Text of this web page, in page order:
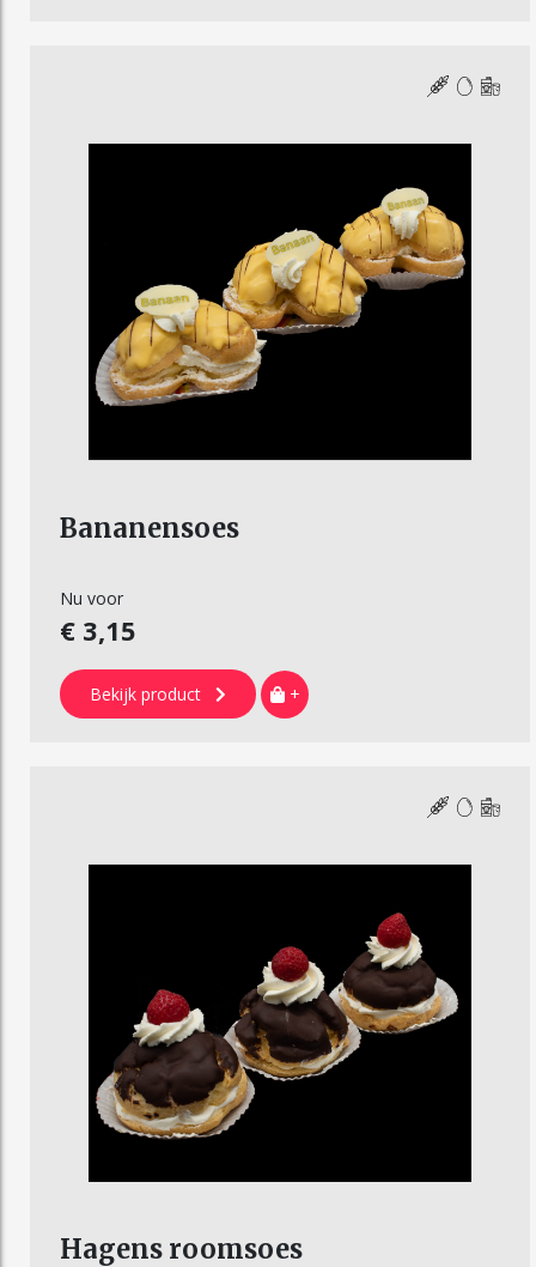
Bananensoes
Nu voor
€ 3,15
Bekijk product +
Hagens roomsoes